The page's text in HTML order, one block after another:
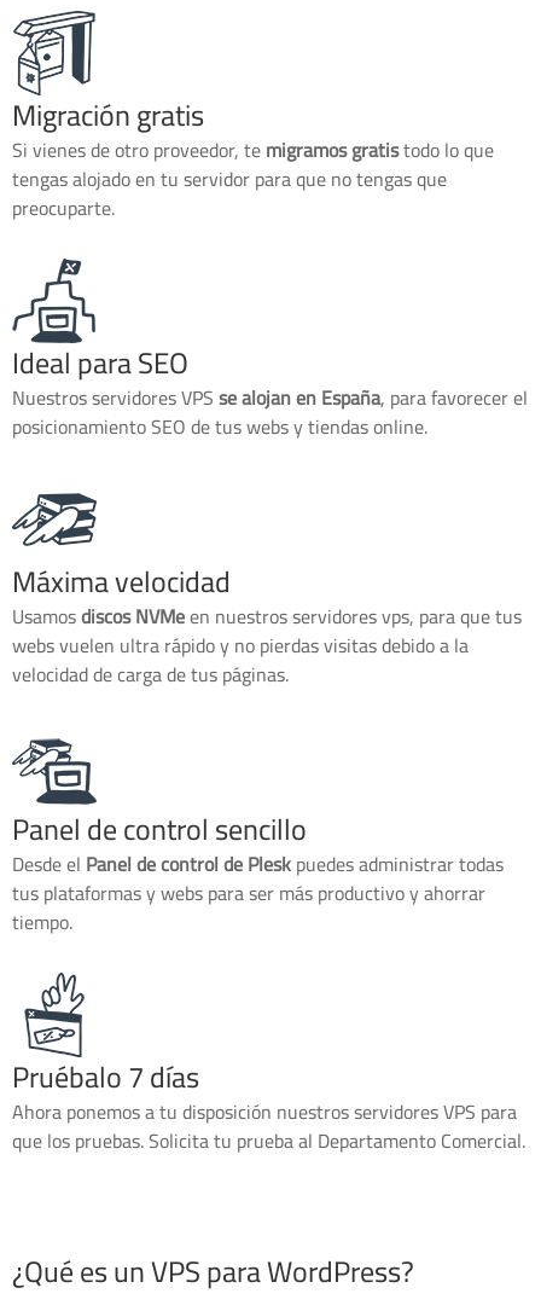
Migración gratis
Si vienes de otro proveedor, temigramos gratistodo lo que
tengas alojado en tu servidor para que no tengas que
preocuparte.
Ideal para SEO
Nuestros servidores VPSse alojan en España, para favorecer el
posicionamiento SEO de tus webs y tiendas online.
Máxima velocidad
Usamosdiscos NVMeen nuestros servidores vps, para que tus
webs vuelen ultra rápido y no pierdas visitas debido a la
velocidad de carga de tus páginas.
Panel de control sencillo
Desde el Panel de control de Pleskpuedes administrar todas
tus plataformas y webs para ser más productivo y ahorrar
tiempo.
Pruébalo 7 días
Ahora ponemos a tu disposición nuestros servidores VPS para
que los pruebas. Solicita tu prueba al Departamento Comercial.
¿Qué es un VPS para WordPress?